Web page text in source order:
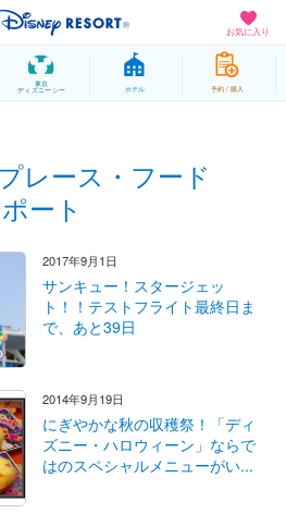
お気に入り
東京
ディズニーシー ホテル 予約 / 購入
レース・フード
ポート
2017年9月1日
サンキュー！スタージェッ
ト！！テストフライト最終日ま
で、あと39日
2014年9月19日
にぎやかな秋の収穫祭！「ディ
ズニー・ハロウィーン」ならで
はのスペシャルメニューがい...